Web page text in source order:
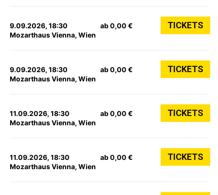
9.09.2026, 18:30
Mozarthaus Vienna, Wien
ab 0,00 € TICKETS
9.09.2026, 18:30
Mozarthaus Vienna, Wien
ab 0,00 € TICKETS
11.09.2026, 18:30
Mozarthaus Vienna, Wien
ab 0,00 € TICKETS
11.09.2026, 18:30
Mozarthaus Vienna, Wien
ab 0,00 € TICKETS